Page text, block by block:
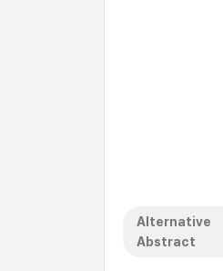
Alternative
Abstract